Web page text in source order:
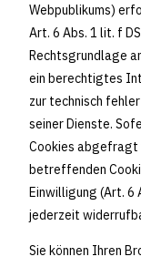
Webpublikums)
Art. 6 Abs. 1 lit. f
Rechtsgrundlage
ein berechtigtes
zur technisch
seiner Dienste.
Cookies abgefragt
betreffenden
Einwilligung (Art. 6
jederzeit
Sie können Ihren